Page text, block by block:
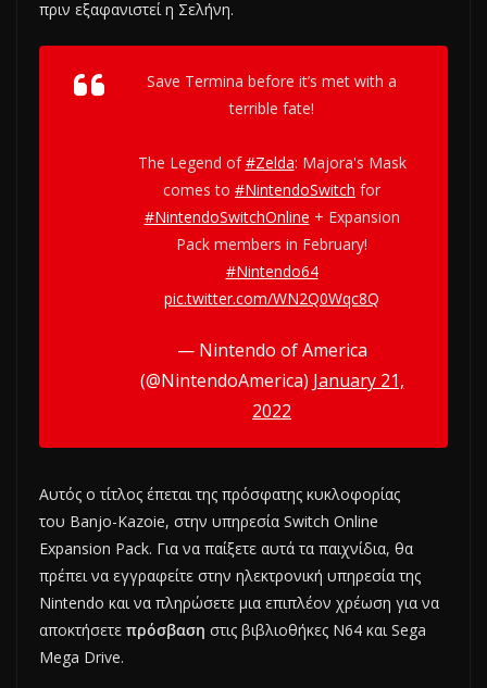
πριν εξαφανιστεί η Σελήνη.
Save Termina before it’s met with a
terrible fate!
The Legend of#Zelda: Majora's Mask
comes to #NintendoSwitch for
#NintendoSwitchOnline + Expansion
Pack members in February!
#Nintendo64
pic.twitter.com/WN2Q0Wqc8Q
— Nintendo of America
(@NintendoAmerica) January 21,
2022
Αυτός ο τίτλος έπεται της πρόσφατης κυκλοφορίας
του Banjo-Kazoie, στην υπηρεσία Switch Online
Expansion Pack. Για να παίξετε αυτά τα παιχνίδια, θα
πρέπει να εγγραφείτε στην ηλεκτρονική υπηρεσία της
Nintendo και να πληρώσετε μια επιπλέον χρέωση για να
αποκτήσετε πρόσβαση στις βιβλιοθήκες N64 και Sega
Mega Drive.